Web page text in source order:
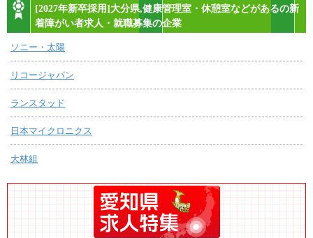
[2027年新卒採用]大分県,健康管理室・休憩室などがあるの新
着障がい者求人・就職募集の企業
ソニー・太陽
リコージャパン
ランスタッド
日本マイクロニクス
大林組